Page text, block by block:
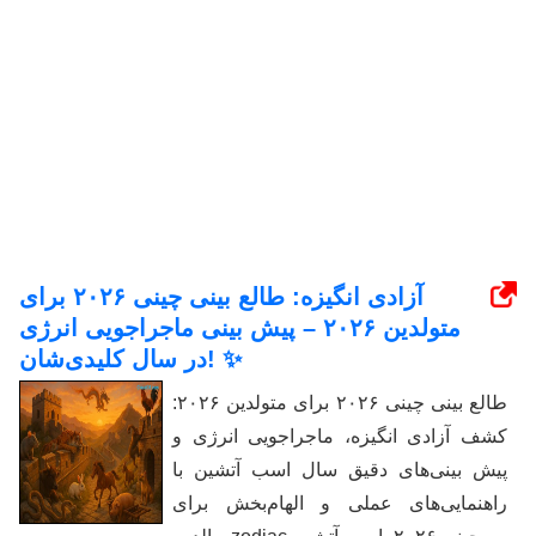
آزادی انگیزه: طالع بینی چینی ۲۰۲۶ برای
متولدین ۲۰۲۶ – پیش بینی ماجراجویی انرژی
در سال کلیدی‌شان! ✨
طالع بینی چینی ۲۰۲۶ برای متولدین ۲۰۲۶:
کشف آزادی انگیزه، ماجراجویی انرژی و
پیش بینی‌های دقیق سال اسب آتشین با
راهنمایی‌های عملی و الهام‌بخش برای